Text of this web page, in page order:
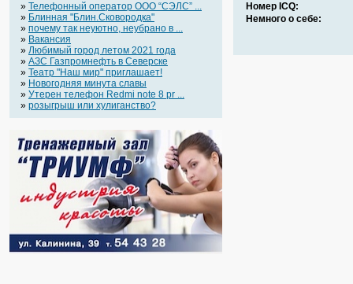
» Телефонный оператор OOO “СЭЛС” ...
» Блинная "Блин.Сковородка"
» почему так неуютно, неубрано в ...
» Вакансия
» Любимый город летом 2021 года
» АЗС Газпромнефть в Северске
» Театр "Наш мир" приглашает!
» Новогодняя минута славы
» Утерен телефон Redmi note 8 pr ...
» розыгрыш или хулиганство?
Номер ICQ:
Немного о себе: